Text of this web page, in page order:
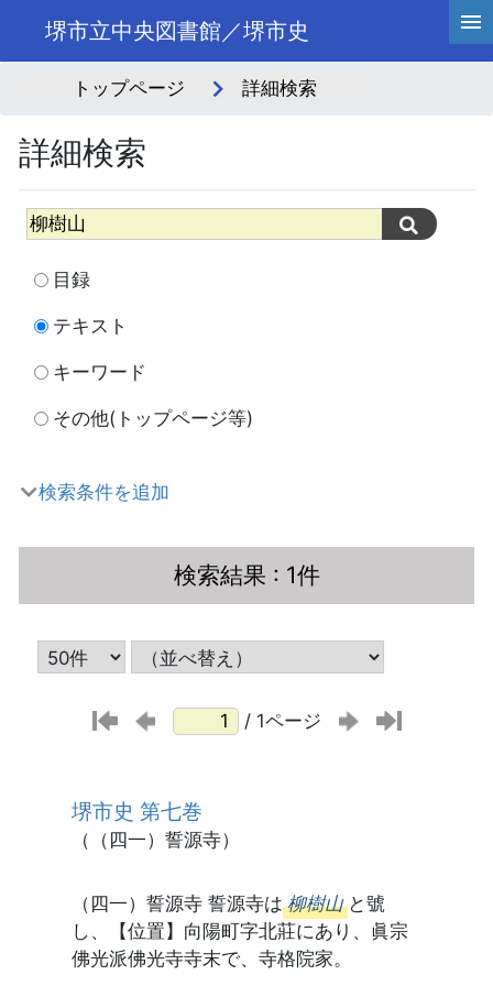
堺市立中央図書館／堺市史
トップページ 詳細検索
詳細検索
目録
テキスト
キーワード
その他(トップページ等)
検索条件を追加
検索結果 : 1件
/ 1ページ
堺市史 第七巻
（（四一）誓源寺）
（四一）誓源寺 誓源寺は 柳樹山 と號
し、【位置】向陽町字北莊にあり、眞宗
佛光派佛光寺寺末で、寺格院家。